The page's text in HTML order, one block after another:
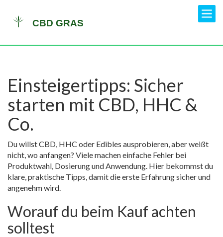
Einsteigertipps: Sicher
starten mit CBD, HHC &
Co.
Du willst CBD, HHC oder Edibles ausprobieren, aber weißt
nicht, wo anfangen? Viele machen einfache Fehler bei
Produktwahl, Dosierung und Anwendung. Hier bekommst du
klare, praktische Tipps, damit die erste Erfahrung sicher und
angenehm wird.
Worauf du beim Kauf achten
solltest